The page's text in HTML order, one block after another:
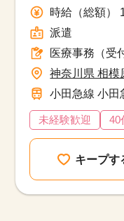
保険完備｜交通
可◎
時給（総額）
派遣
医療事務（受
神奈川県 相模
小田急線 小田
未経験歓迎 40
キープす